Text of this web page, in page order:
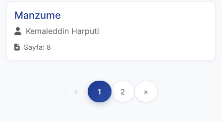
Manzume
Kemaleddin Harputi
Sayfa: 8
« 1 2 »